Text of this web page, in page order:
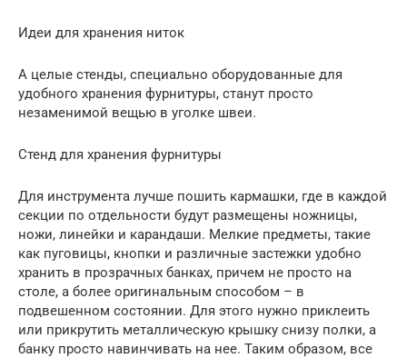
Идеи для хранения ниток
А целые стенды, специально оборудованные для
удобного хранения фурнитуры, станут просто
незаменимой вещью в уголке швеи.
Стенд для хранения фурнитуры
Для инструмента лучше пошить кармашки, где в каждой
секции по отдельности будут размещены ножницы,
ножи, линейки и карандаши. Мелкие предметы, такие
как пуговицы, кнопки и различные застежки удобно
хранить в прозрачных банках, причем не просто на
столе, а более оригинальным способом – в
подвешенном состоянии. Для этого нужно приклеить
или прикрутить металлическую крышку снизу полки, а
банку просто навинчивать на нее. Таким образом, все